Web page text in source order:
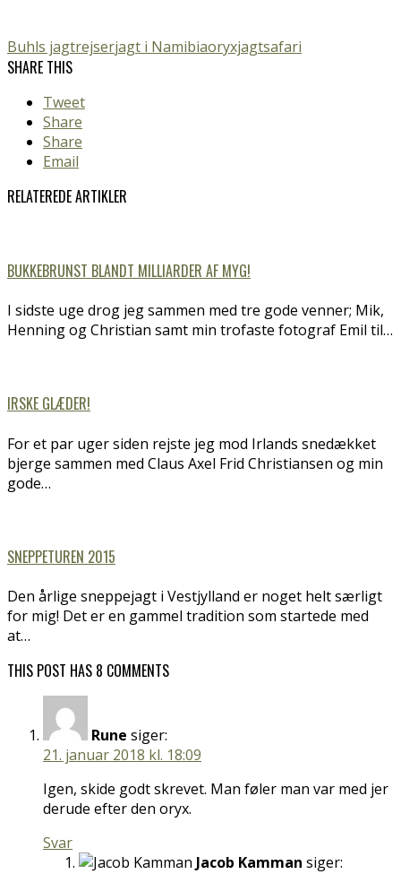
Buhls jagtrejserjagt i Namibiaoryxjagtsafari
SHARE THIS
Tweet
Share
Share
Email
RELATEREDE ARTIKLER
BUKKEBRUNST BLANDT MILLIARDER AF MYG!
I sidste uge drog jeg sammen med tre gode venner; Mik,
Henning og Christian samt min trofaste fotograf Emil til…
IRSKE GLÆDER!
For et par uger siden rejste jeg mod Irlands snedækket
bjerge sammen med Claus Axel Frid Christiansen og min
gode…
SNEPPETUREN 2015
Den årlige sneppejagt i Vestjylland er noget helt særligt
for mig! Det er en gammel tradition som startede med
at…
THIS POST HAS 8 COMMENTS
Rune siger:
21. januar 2018 kl. 18:09
Igen, skide godt skrevet. Man føler man var med jer
derude efter den oryx.
Svar
Jacob Kamman siger: